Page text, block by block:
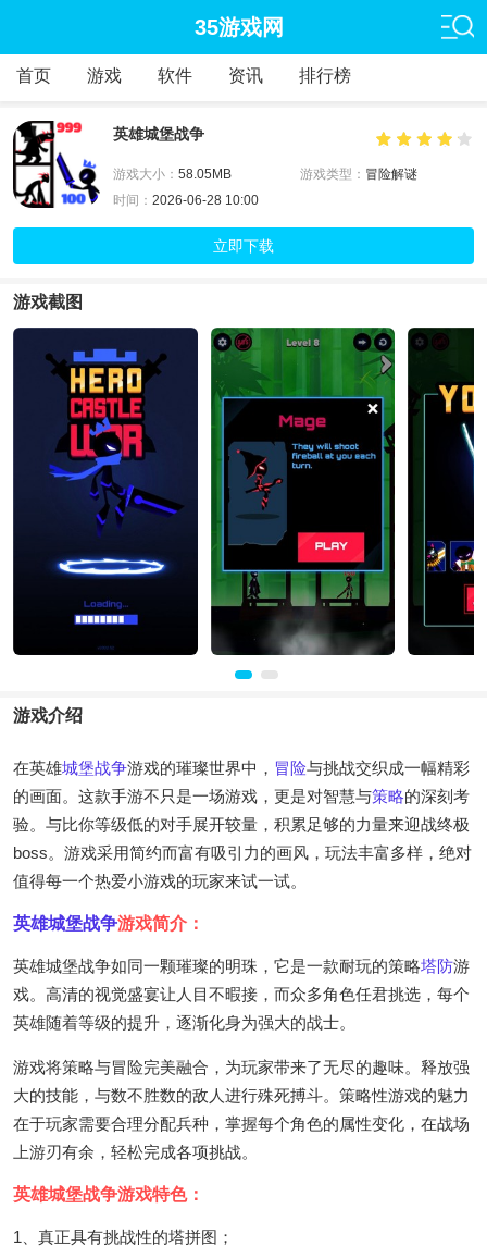
35游戏网
首页 游戏 软件 资讯 排行榜
英雄城堡战争
游戏大小： 58.05MB 游戏类型： 冒险解谜
时间： 2026-06-28 10:00
立即下载
游戏截图
游戏介绍
在英雄城堡战争游戏的璀璨世界中， 冒险与挑战交织成一幅精彩
的画面。这款手游不只是一场游戏，更是对智慧与策略的深刻考
验。与比你等级低的对手展开较量，积累足够的力量来迎战终极
boss。游戏采用简约而富有吸引力的画风，玩法丰富多样，绝对
值得每一个热爱小游戏的玩家来试一试。
英雄城堡战争游戏简介：
英雄城堡战争如同一颗璀璨的明珠，它是一款耐玩的策略塔防游
戏。高清的视觉盛宴让人目不暇接，而众多角色任君挑选，每个
英雄随着等级的提升，逐渐化身为强大的战士。
游戏将策略与冒险完美融合，为玩家带来了无尽的趣味。释放强
大的技能，与数不胜数的敌人进行殊死搏斗。策略性游戏的魅力
在于玩家需要合理分配兵种，掌握每个角色的属性变化，在战场
上游刃有余，轻松完成各项挑战。
英雄城堡战争游戏特色：
1、真正具有挑战性的塔拼图；